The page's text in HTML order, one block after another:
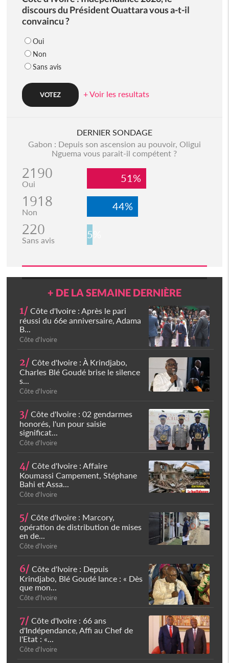
discours du Président Ouattara vous a-t-il
convaincu ?
Oui
Non
Sans avis
+ Voir les resultats
DERNIER SONDAGE
Gabon : Depuis son ascension au pouvoir, Oligui
Nguema vous parait-il compétent ?
2190
Oui 51%
1918
Non 44%
220
Sans avis 5%
+ DE LA SEMAINE DERNIÈRE
1/ Côte d'Ivoire : Après le pari
réussi du 66e anniversaire, Adama
B...
Côte d'Ivoire
2/ Côte d'Ivoire : À Krindjabo,
Charles Blé Goudé brise le silence
s...
Côte d'Ivoire
3/ Côte d'Ivoire : 02 gendarmes
honorés, l'un pour saisie
significat...
Côte d'Ivoire
4/ Côte d'Ivoire : Affaire
Koumassi Campement, Stéphane
Bahi et Assa...
Côte d'Ivoire
5/ Côte d'Ivoire : Marcory,
opération de distribution de mises
en de...
Côte d'Ivoire
6/ Côte d'Ivoire : Depuis
Krindjabo, Blé Goudé lance : « Dès
que mon...
Côte d'Ivoire
7/ Côte d'Ivoire : 66 ans
d'Indépendance, Affi au Chef de
l'Etat : «...
Côte d'Ivoire